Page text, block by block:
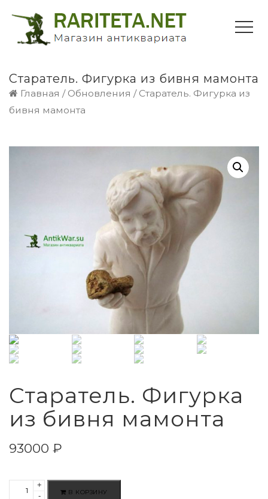
Старатель. Фигурка из бивня мамонта
Главная / Обновления / Старатель. Фигурка из
бивня мамонта
Старатель. Фигурка
из бивня мамонта
93000 ₽
Количество
+
-
В КОРЗИНУ